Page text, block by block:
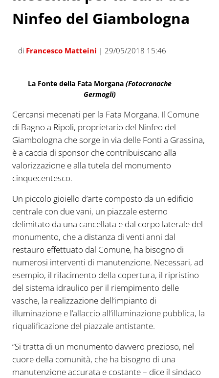
Ninfeo del Giambologna
di Francesco Matteini | 29/05/2018 15:46
La Fonte della Fata Morgana (Fotocronache
Germogli)
Cercansi mecenati per la Fata Morgana. Il Comune
di Bagno a Ripoli, proprietario del Ninfeo del
Giambologna che sorge in via delle Fonti a Grassina,
è a caccia di sponsor che contribuiscano alla
valorizzazione e alla tutela del monumento
cinquecentesco.
Un piccolo gioiello d’arte composto da un edificio
centrale con due vani, un piazzale esterno
delimitato da una cancellata e dal corpo laterale del
monumento, che a distanza di venti anni dal
restauro effettuato dal Comune, ha bisogno di
numerosi interventi di manutenzione. Necessari, ad
esempio, il rifacimento della copertura, il ripristino
del sistema idraulico per il riempimento delle
vasche, la realizzazione dell’impianto di
illuminazione e l’allaccio all’illuminazione pubblica, la
riqualificazione del piazzale antistante.
“Si tratta di un monumento davvero prezioso, nel
cuore della comunità, che ha bisogno di una
manutenzione accurata e costante – dice il sindaco